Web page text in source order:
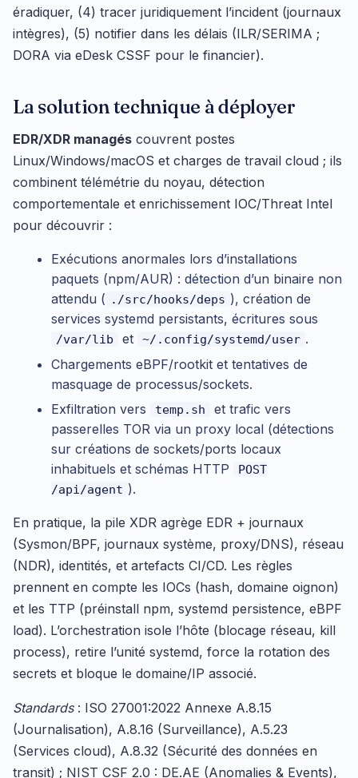
éradiquer, (4) tracer juridiquement l’incident (journaux
intègres), (5) notifier dans les délais (ILR/SERIMA ;
DORA via eDesk CSSF pour le financier).
La solution technique à déployer
EDR/XDR managés couvrent postes
Linux/Windows/macOS et charges de travail cloud ; ils
combinent télémétrie du noyau, détection
comportementale et enrichissement IOC/Threat Intel
pour découvrir :
Exécutions anormales lors d’installations
paquets (npm/AUR) : détection d’un binaire non
attendu ( ./src/hooks/deps ), création de
services systemd persistants, écritures sous
/var/lib et ~/.config/systemd/user .
Chargements eBPF/rootkit et tentatives de
masquage de processus/sockets.
Exfiltration vers
temp.sh
et trafic vers
passerelles TOR via un proxy local (détections
sur créations de sockets/ports locaux
inhabituels et schémas HTTP
POST
/api/agent ).
En pratique, la pile XDR agrège EDR + journaux
(Sysmon/BPF, journaux système, proxy/DNS), réseau
(NDR), identités, et artefacts CI/CD. Les règles
prennent en compte les IOCs (hash, domaine oignon)
et les TTP (préinstall npm, systemd persistence, eBPF
load). L’orchestration isole l’hôte (blocage réseau, kill
process), retire l’unité systemd, force la rotation des
secrets et bloque le domaine/IP associé.
Standards: ISO 27001:2022 Annexe A.8.15
(Journalisation), A.8.16 (Surveillance), A.5.23
(Services cloud), A.8.32 (Sécurité des données en
transit) ; NIST CSF 2.0 : DE.AE (Anomalies & Events),